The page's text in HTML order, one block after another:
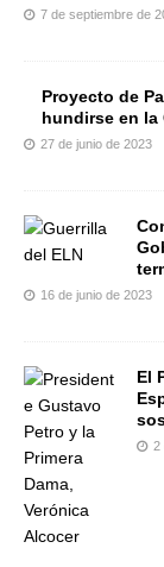
7 de septiembre de
Proyecto de
hundirse en
27 de junio de 2023
16 de junio de 2023
El
2